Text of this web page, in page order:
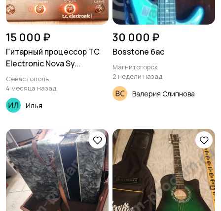
15 000 ₽
Гитарный процессор TC
Electronic Nova Sy...
Севастополь
4 месяца назад
Илья
30 000 ₽
Bosstone бас
Магнитогорск
2 недели назад
Валерия Слипнова